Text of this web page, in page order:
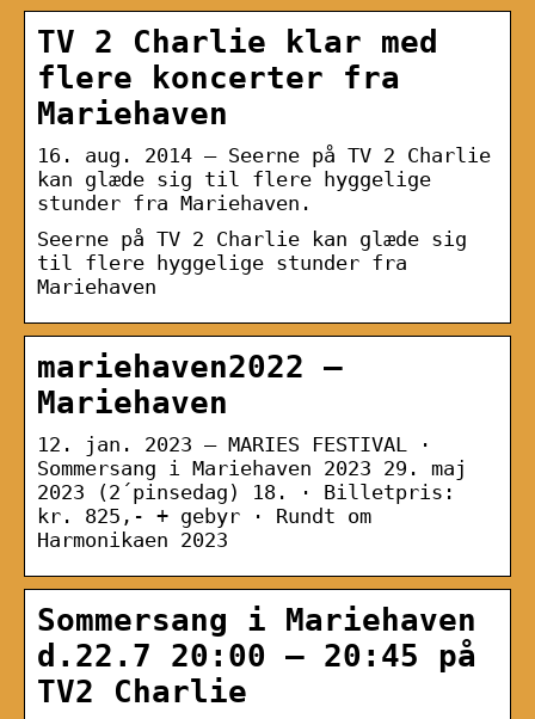
TV 2 Charlie klar med
flere koncerter fra
Mariehaven
16. aug. 2014 — Seerne på TV 2 Charlie
kan glæde sig til flere hyggelige
stunder fra Mariehaven.
Seerne på TV 2 Charlie kan glæde sig
til flere hyggelige stunder fra
Mariehaven
mariehaven2022 –
Mariehaven
12. jan. 2023 — MARIES FESTIVAL ·
Sommersang i Mariehaven 2023 29. maj
2023 (2´pinsedag) 18. · Billetpris:
kr. 825,- + gebyr · Rundt om
Harmonikaen 2023
Sommersang i Mariehaven
d.22.7 20:00 – 20:45 på
TV2 Charlie